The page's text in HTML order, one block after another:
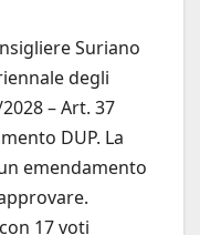
Suriano
degli
– Art. 37
DUP. La
emendamento
17 voti